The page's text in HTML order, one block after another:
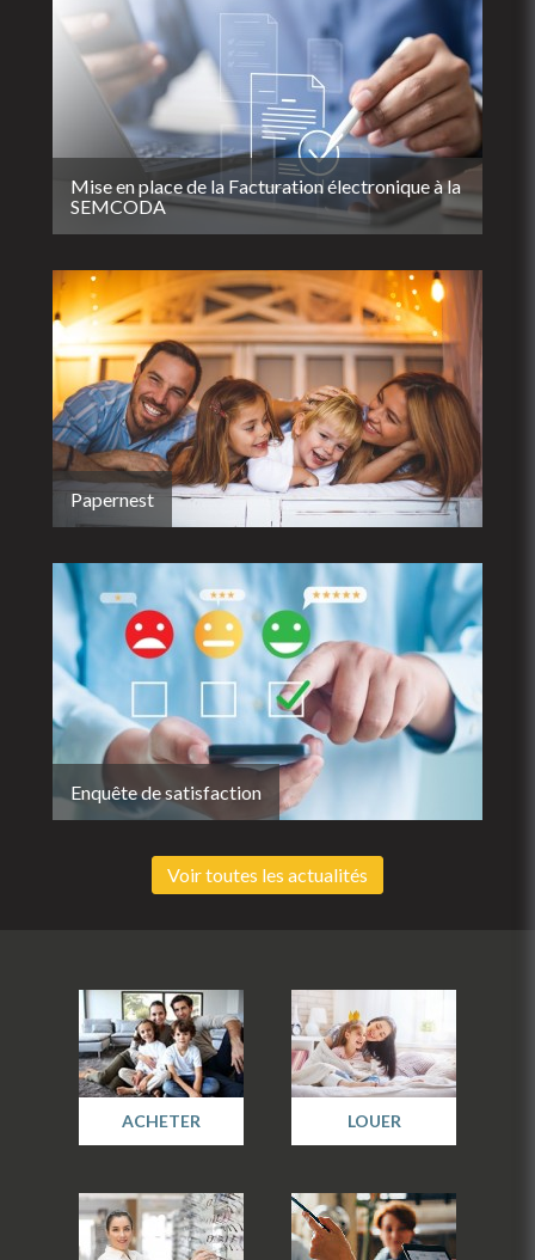
Mise en place de la Facturation électronique à la
SEMCODA
Papernest
Enquête de satisfaction
Voir toutes les actualités
ACHETER LOUER